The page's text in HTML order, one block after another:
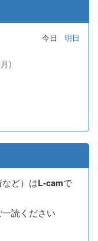
今日 明日
)
ど）はL-camで
一読ください